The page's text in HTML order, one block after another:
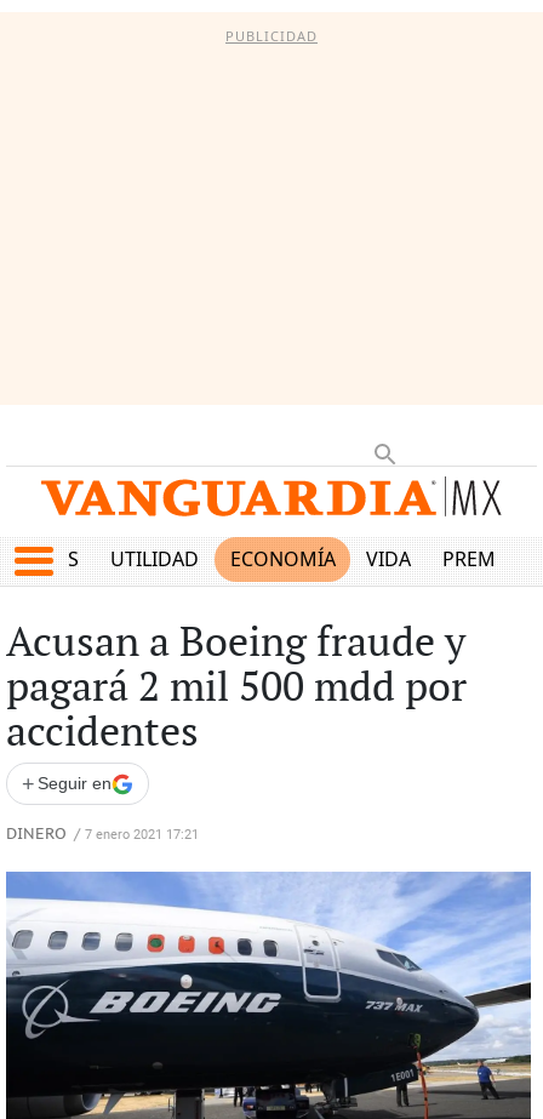
PUBLICIDAD
UTILIDAD ECONOMÍA VIDA PREMIUM
Acusan a Boeing fraude y
pagará 2 mil 500 mdd por
accidentes
+ Seguir en
DINERO / 7 enero 2021 17:21